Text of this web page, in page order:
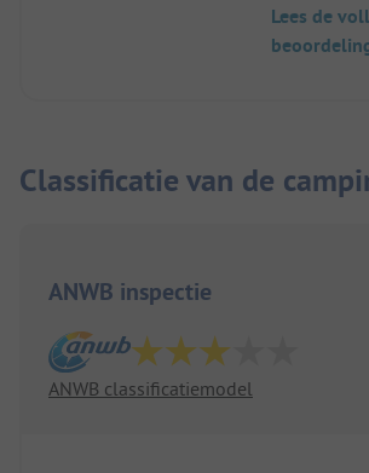
Lees de
Classificatie van de
ANWB inspectie
ANWB classificatiemodel